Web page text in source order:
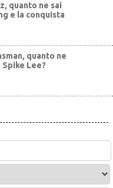
quanto ne sai
e la conquista
quanto ne
Spike Lee?